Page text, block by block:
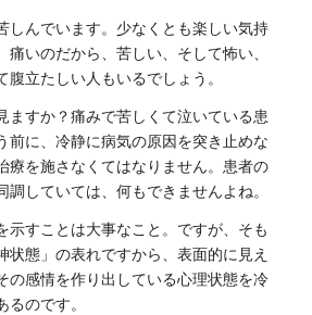
しんでいます。少なくとも楽しい気持
いのだから、苦しい、そして怖い、
立たしい人もいるでしょう。
ますか？痛みで苦しくて泣いている患
前に、冷静に病気の原因を突き止めな
療を施さなくてはなりません。患者の
していては、何もできませんよね。
示すことは大事なこと。ですが、そも
状態」の表れですから、表面的に見え
の感情を作り出している心理状態を冷
のです。